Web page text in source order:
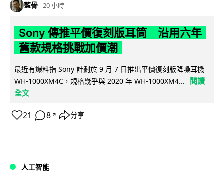
藍骨 20 小時
Sony 傳推平價復刻版耳筒 沿用六年
舊款規格挑戰加價潮
最近有爆料指 Sony 計劃於 9 月 7 日推出平價復刻版降噪耳機
WH-1000XM4C，規格幾乎與 2020 年 WH-1000XM4...
閱讀
全文
21 8 ↗ 分享
人工智能